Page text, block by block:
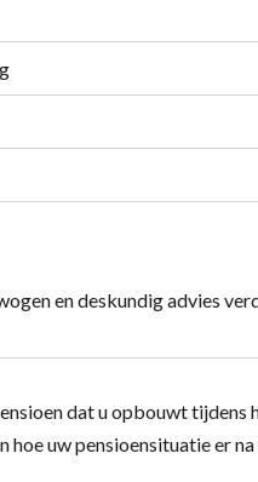
en deskundig advies
dat u opbouwt
uw pensioensituatie er